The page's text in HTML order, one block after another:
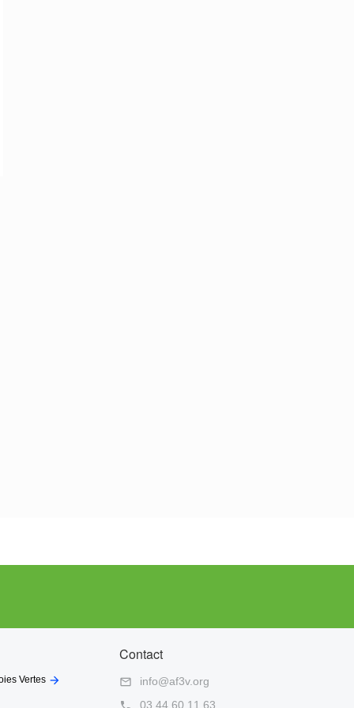
Vertes 
Contact

info@af3v.org
03 44 60 11 63